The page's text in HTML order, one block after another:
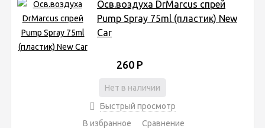
Осв.воздуха DrMarcus спрей
Pump Spray 75ml (пластик) New
Car
260 Р
Нет в наличии
Быстрый просмотр
В избранное
Сравнение